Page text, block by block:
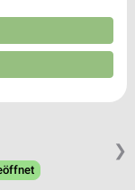
❯
Entwicklung und
zur Auswahl
und in die